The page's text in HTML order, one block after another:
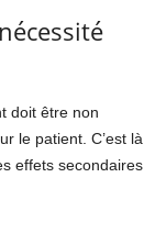
doit être non
le patient. C’est là
effets secondaires